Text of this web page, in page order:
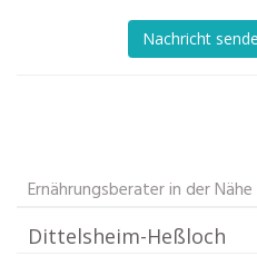
Nachricht
Ernährungsberater in der Nähe
Dittelsheim-Heßloch